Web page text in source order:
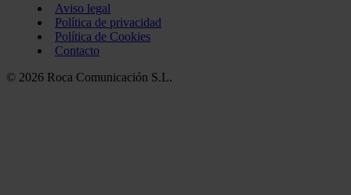
Aviso legal
Política de privacidad
Política de Cookies
Contacto
© 2026 Roca Comunicación S.L.